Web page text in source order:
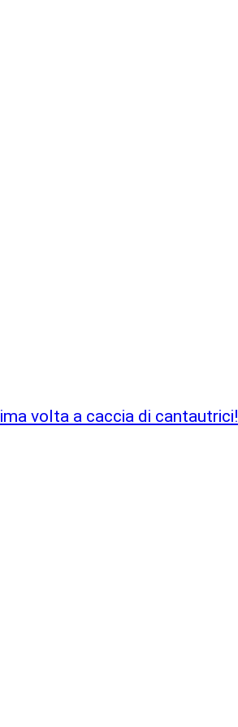
volta a caccia di cantautrici!